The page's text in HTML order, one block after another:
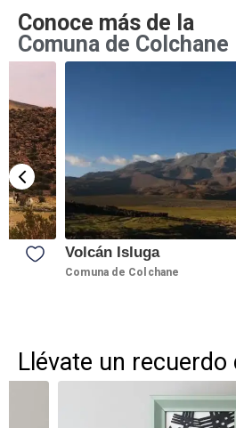
Conoce más de la
Comuna de Colchane
Volcán Isluga
Comuna de Colchane
Llévate un recuerdo